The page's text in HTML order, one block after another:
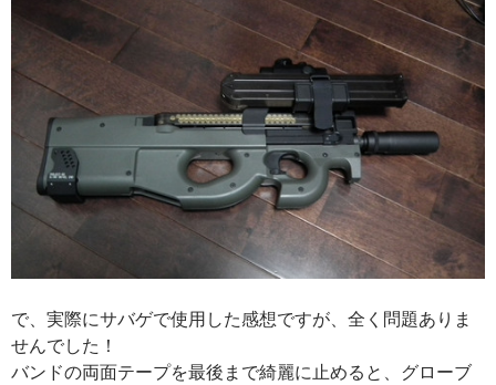
で、実際にサバゲで使用した感想ですが、全く問題ありま
せんでした！
バンドの両面テープを最後まで綺麗に止めると、グローブ